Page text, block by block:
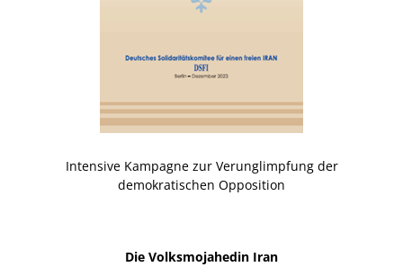
Intensive Kampagne zur Verunglimpfung der
demokratischen Opposition
Die Volksmojahedin Iran